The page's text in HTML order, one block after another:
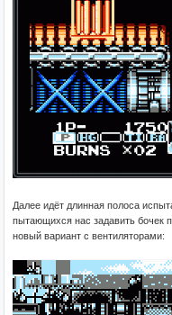
Далее идёт длинная полоса
пытающихся нас задавить бочек
новый вариант с вентиляторами: